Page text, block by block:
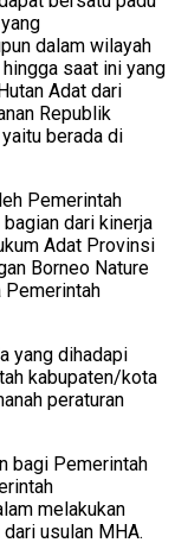
dalam wilayah
saat ini yang
Adat dari
Republik
berada di
Pemerintah
dari kinerja
Adat Provinsi
Borneo Nature
Pemerintah
yang dihadapi
kabupaten/kota
peraturan
bagi Pemerintah
melakukan
usulan MHA.